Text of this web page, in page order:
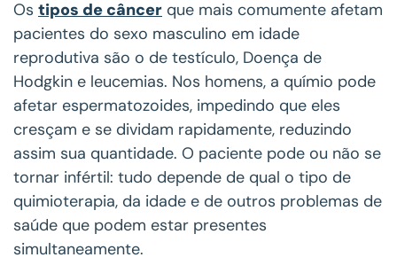
Os tipos de câncer que mais comumente afetam
pacientes do sexo masculino em idade
reprodutiva são o de testículo, Doença de
Hodgkin e leucemias. Nos homens, a químio pode
afetar espermatozoides, impedindo que eles
cresçam e se dividam rapidamente, reduzindo
assim sua quantidade. O paciente pode ou não se
tornar infértil: tudo depende de qual o tipo de
quimioterapia, da idade e de outros problemas de
saúde que podem estar presentes
simultaneamente.